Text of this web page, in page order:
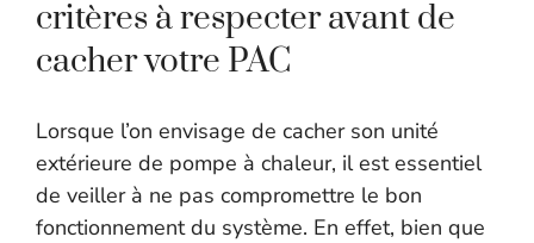
critères à respecter avant de
cacher votre PAC
Lorsque l’on envisage de cacher son unité
extérieure de pompe à chaleur, il est essentiel
de veiller à ne pas compromettre le bon
fonctionnement du système. En effet, bien que